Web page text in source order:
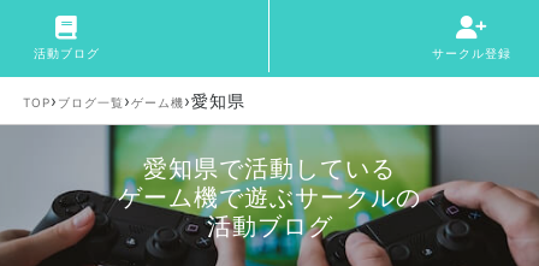
活動ブログ サークル登録
TOP› ブログ一覧 ›ゲーム機›愛知県
愛知県で活動している
ゲーム機で遊ぶサークルの
活動ブログ